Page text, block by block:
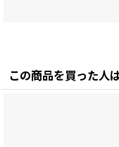
この商品を買った人